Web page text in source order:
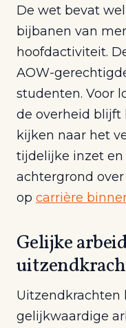
De wet bevat
bijbanen van
hoofdactiviteit.
AOW-
studenten. Voor
de overheid
kijken naar het
tijdelijke inzet en
achtergrond
op carrière
Gelijke
Uitzendkrachten
gelijkwaardige